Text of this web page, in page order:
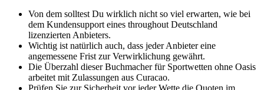
Von dem solltest Du wirklich nicht so viel erwarten, wie bei
dem Kundensupport eines throughout Deutschland
lizenzierten Anbieters.
Wichtig ist natürlich auch, dass jeder Anbieter eine
angemessene Frist zur Verwirklichung gewährt.
Die Überzahl dieser Buchmacher für Sportwetten ohne Oasis
arbeitet mit Zulassungen aus Curacao.
Prüfen Sie zur Sicherheit vor jeder Wette die Quoten im